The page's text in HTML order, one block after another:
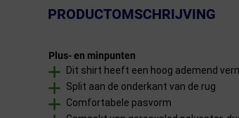
← Terug naar productnavigatie
PRODUCTOMSCHRIJVING
Plus- en minpunten
Dit shirt heeft een hoog ademend
Split aan de onderkant van de rug
Comfortabele pasvorm